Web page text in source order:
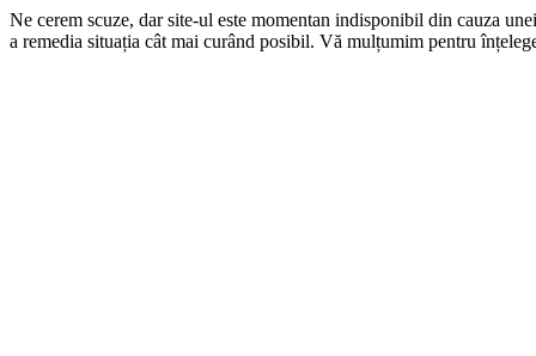
Ne cerem scuze, dar site-ul este momentan indisponibil din cauza
a remedia situația cât mai curând posibil. Vă mulțumim pentru